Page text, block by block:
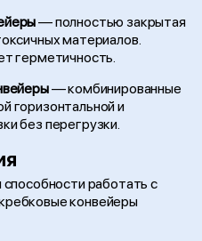
— полностью закрытая
материалов.
герметичность.
— комбинированные
горизонтальной и
без перегрузки.
работать с
конвейеры